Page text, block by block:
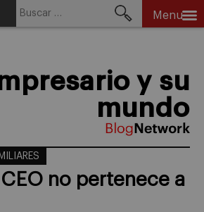
Menu
y su
mundo
no pertenece a